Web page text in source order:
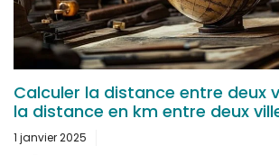
Calculer la distance entre deux
la distance en km entre deux
1 janvier 2025